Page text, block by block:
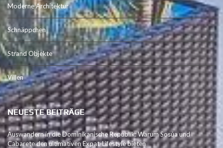
Moderne Architektur
Schnäppchen
Strand Objekte
Villen
NEUESTE BEITRÄGE
Auswandern in die Dominikanische Republik: Warum Sosúa und
Cabarete den ultimativen Expat-Lifestyle bieten